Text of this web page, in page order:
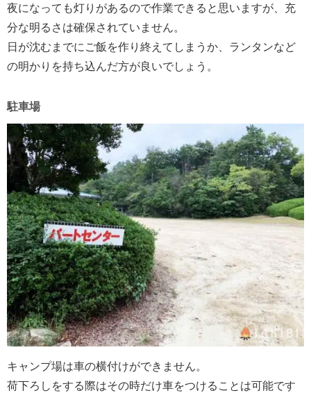
夜になっても灯りがあるので作業できると思いますが、充
分な明るさは確保されていません。
日が沈むまでにご飯を作り終えてしまうか、ランタンなど
の明かりを持ち込んだ方が良いでしょう。
駐車場
キャンプ場は車の横付けができません。
荷下ろしをする際はその時だけ車をつけることは可能です